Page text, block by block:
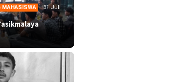
MAHASISWA
31 Juli